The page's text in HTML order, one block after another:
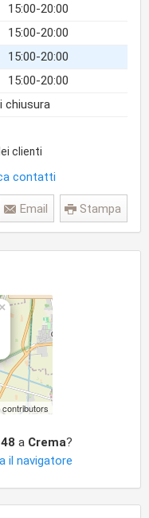
15:00-20:00
15:00-20:00
15:00-20:00
15:00-20:00
chiusura
clienti
contatti
Stampa
Email
×
contributors
a Crema?
il navigatore